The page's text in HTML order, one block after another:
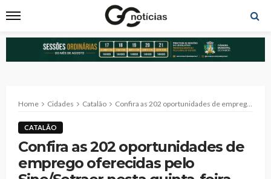
Home Cidades Catalão Confira as 202 oportunidades de emprego oferecidas pelo Sine/Setraer nesta quinta-feira (14), em Catalão
CATALÃO
Confira as 202 oportunidades de
emprego oferecidas pelo